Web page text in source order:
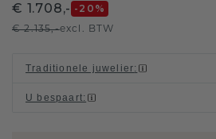
€ 1.708,- -20 %
€ 2.135,-excl. BTW
Traditionele juwelier:
U bespaart: